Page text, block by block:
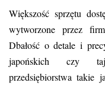
Większość sprzętu
wytworzone przez
Dbałość o detale i
japońskich czy
przedsiębiorstwa